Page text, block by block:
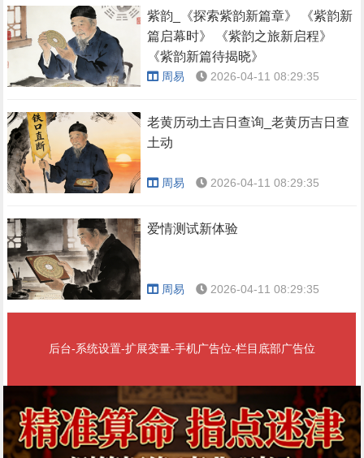
紫韵_《探索紫韵新篇章》 《紫韵新
篇启幕时》 《紫韵之旅新启程》
《紫韵新篇待揭晓》
周易 2026-04-11 08:29:35
老黄历动土吉日查询_老黄历吉日查
土动
周易 2026-04-11 08:29:35
爱情测试新体验
周易 2026-04-11 08:29:35
后台-系统设置-扩展变量-手机广告位-栏目底部广告位